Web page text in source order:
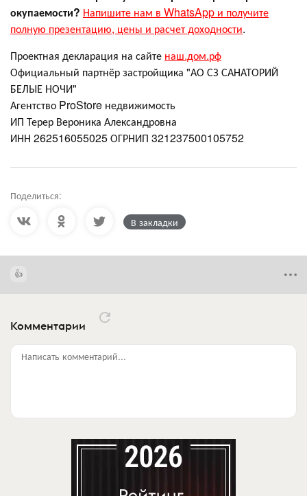
окупаемости? Напишите нам в WhatsApp и получите
полную презентацию, цены и расчет доходности.
Проектная декларация на сайте наш.дом.рф
Официальный партнёр застройщика "АО СЗ САНАТОРИЙ
БЕЛЫЕ НОЧИ"
Агентство ProStore недвижимость
ИП Терер Вероника Александровна
ИНН 262516055025 ОГРНИП 321237500105752
Поделиться:
В закладки
Комментарии
Написать комментарий...